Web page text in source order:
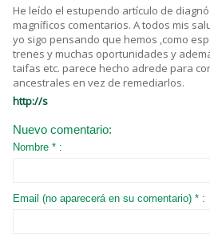
He leído el estupendo artículo de
magníficos comentarios. A todos mis
yo sigo pensando que hemos ,como
trenes y muchas oportunidades y
taifas etc. parece hecho adrede para
ancestrales en vez de remediarlos.
http://s
Nuevo comentario:
Nombre * :
Email (no aparecerá en su comentario) * :